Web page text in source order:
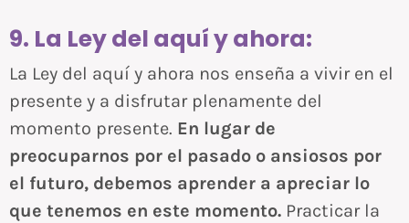
9. La Ley del aquí y ahora:
La Ley del aquí y ahora nos enseña a vivir en el
presente y a disfrutar plenamente del
momento presente. En lugar de
preocuparnos por el pasado o ansiosos por
el futuro, debemos aprender a apreciar lo
que tenemos en este momento. Practicar la